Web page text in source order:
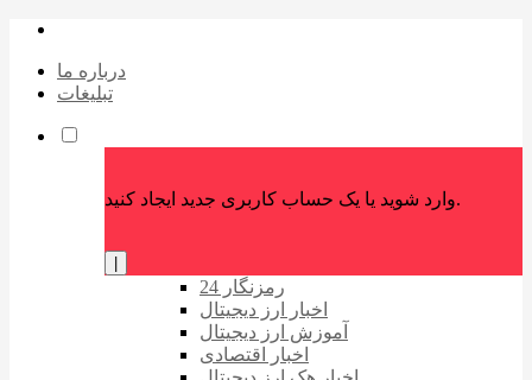
درباره ما
تبلیغات
وارد شوید یا یک حساب کاربری جدید ایجاد کنید.
رمزنگار 24
اخبار ارز دیجیتال
آموزش ارز دیجیتال
اخبار اقتصادی